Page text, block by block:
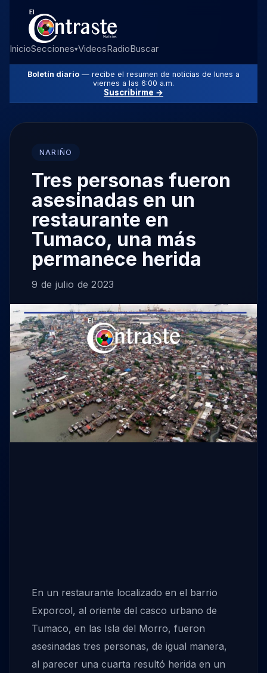
InicioSecciones▾VideosRadioBuscar
Boletín diario — recibe el resumen de noticias de lunes a
viernes a las 6:00 a.m.
Suscribirme →
NARIÑO
Tres personas fueron
asesinadas en un
restaurante en
Tumaco, una más
permanece herida
9 de julio de 2023
En un restaurante localizado en el barrio
Exporcol, al oriente del casco urbano de
Tumaco, en las Isla del Morro, fueron
asesinadas tres personas, de igual manera,
al parecer una cuarta resultó herida en un